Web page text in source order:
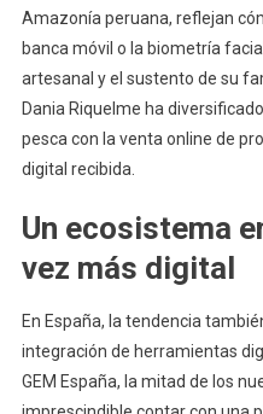
Amazonía peruana, reflejan
banca móvil o la biometría
artesanal y el sustento de su
Dania Riquelme ha
pesca con la venta online de
digital recibida.
Un ecosistema
vez más digital
En España, la tendencia
integración de herramientas
GEM España, la mitad de los